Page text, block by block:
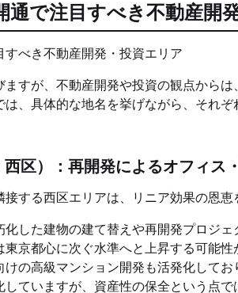
通で注目すべき不動産開
ますが、不動産開発や投資の観点から
、具体的な地名を挙げながら、それ
区）：再開発によるオフィス
する西区エリアは、リニア効果の恩恵
した建物の建て替えや再開発プロジ
京都心に次ぐ水準へと上昇する可能
の高級マンション開発も活発化して
ていますが、資産性の保全という点で